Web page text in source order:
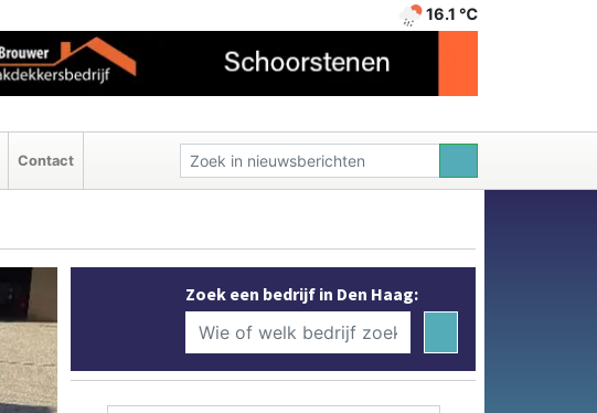
16.1 ℃
Contact
Zoek een bedrijf in Den Haag: